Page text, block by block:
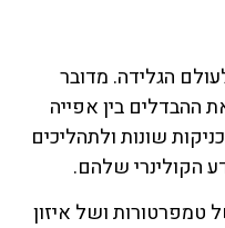
הגלידה. מדובר
ההבדלים בין אפייה
שונות ולתהליכים
הקולינרי שלהם.
טמפרטורות ושל איזון